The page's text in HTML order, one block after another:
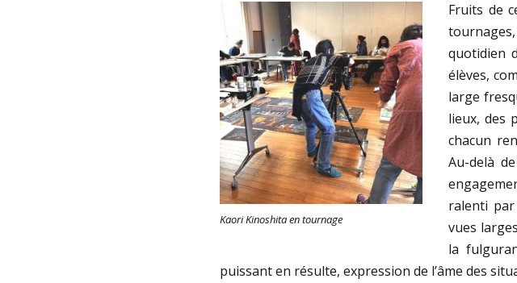
Kaori Kinoshita en tournage
Fruits de
quotidien
élèves,
large
lieux, des
chacun
Au-delà
ralenti par
vues
la
puissant en résulte, expression de l’âme des